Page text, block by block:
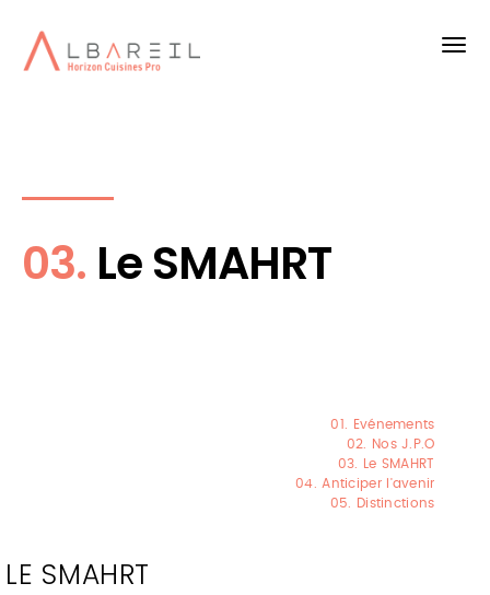
03. Le SMAHRT
01. Evénements
02. Nos J.P.O
03. Le SMAHRT
04. Anticiper l'avenir
05. Distinctions
LE SMAHRT